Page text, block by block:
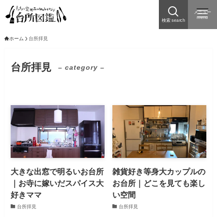
検索 search
メニュー
menu
ホーム 台所拝見
台所拝見 – category –
大きな出窓で明るいお台所
｜お寺に嫁いだスパイス大
好きママ
台所拝見
雑貨好き等身大カップルの
お台所｜どこを見ても楽し
い空間
台所拝見